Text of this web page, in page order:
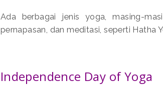
Ada berbagai jenis yoga, masing-
pernapasan, dan meditasi, seperti Hatha
Independence Day of Yoga